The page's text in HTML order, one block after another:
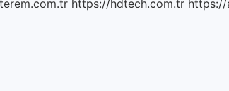
https://hdtech.com.tr https://